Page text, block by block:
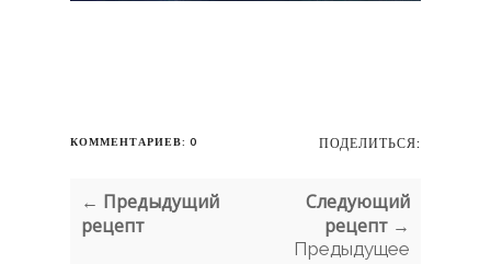
КОММЕНТАРИЕВ: 0 ПОДЕЛИТЬСЯ:
← Предыдущий
рецепт
Следующий
рецепт →
Предыдущее